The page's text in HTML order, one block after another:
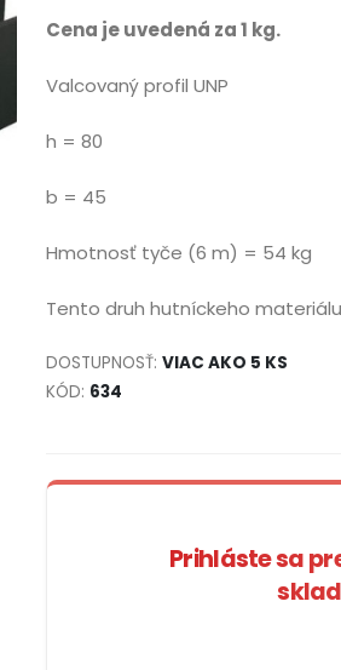
Cena je uvedená za 1 kg.
Valcovaný profil UNP
h = 80
b = 45
Hmotnosť tyče (6 m) = 54 kg
Tento druh hutníckeho
DOSTUPNOSŤ: VIAC AKO 5 KS
KÓD: 634
Prihláste sa